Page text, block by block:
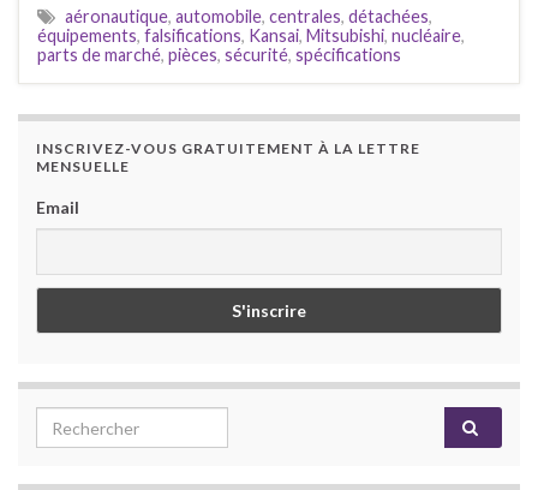
aéronautique, automobile, centrales, détachées,
équipements, falsifications, Kansai, Mitsubishi, nucléaire,
parts de marché, pièces, sécurité, spécifications
INSCRIVEZ-VOUS GRATUITEMENT À LA LETTRE
MENSUELLE
Email
Search for: